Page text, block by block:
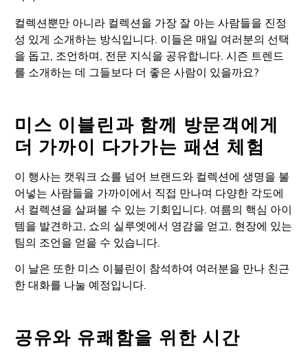
컬렉션뿐만 아니라 컬렉션을 가장 잘 아는 사람들을 진정
성 있게 소개하는 방식입니다. 이들은 매일 여러분의 선택
을 돕고, 조언하며, 전문 지식을 공유합니다. 시즌 트렌드
를 소개하는 데 그들보다 더 좋은 사람이 있을까요?
미스 이블린과 함께 방문객에게
더 가까이 다가가는 패션 체험
이 행사는 캣워크 쇼를 넘어 브랜드와 컬렉션에 생명을 불
어넣는 사람들을 가까이에서 직접 만나며 다양한 각도에
서 컬렉션을 살펴볼 수 있는 기회입니다. 여름의 핵심 아이
템을 발견하고, 쇼의 실루엣에서 영감을 얻고, 현장에 있는
팀의 조언을 얻을 수 있습니다.
이 날은 또한 미스 이블린이 참석하여 여러분을 만나 친근
한 대화를 나눌 예정입니다.
공유와 유쾌함을 위한 시간